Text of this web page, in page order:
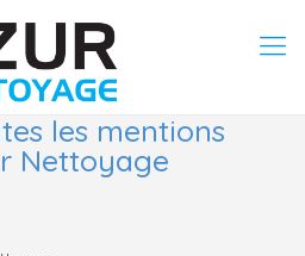
les mentions
Nettoyage